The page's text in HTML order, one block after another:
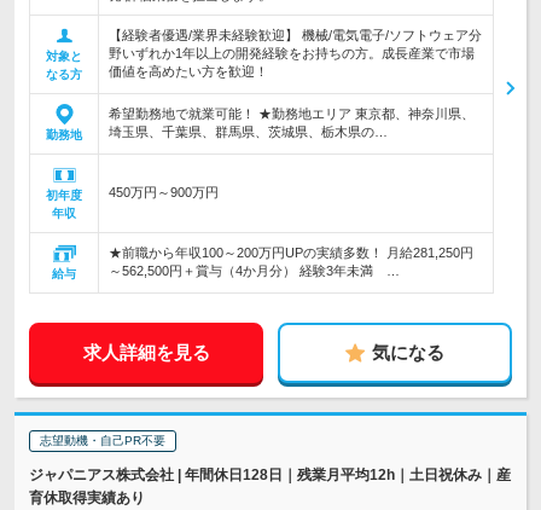
対象と
なる方
【経験者優遇/業界未経験歓迎】 機械/電気電子/ソフトウェア分
野いずれか1年以上の開発経験をお持ちの方。成長産業で市場
価値を高めたい方を歓迎！
勤務地
希望勤務地で就業可能！ ★勤務地エリア 東京都、神奈川県、
埼玉県、千葉県、群馬県、茨城県、栃木県の…
初年度
年収
450万円～900万円
給与
★前職から年収100～200万円UPの実績多数！ 月給281,250円
～562,500円＋賞与（4か月分） 経験3年未満 …
求人詳細を見る 気になる
志望動機・自己PR不要
ジャパニアス株式会社 | 年間休日128日｜残業月平均12h｜土日祝休み｜産
育休取得実績あり